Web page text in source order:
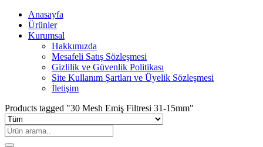
Anasayfa
Ürünler
Kurumsal
Hakkımızda
Mesafeli Satış Sözleşmesi
Gizlilik ve Güvenlik Politikası
Site Kullanım Şartları ve Üyelik Sözleşmesi
İletişim
Products tagged "30 Mesh Emiş Filtresi 31-15mm"